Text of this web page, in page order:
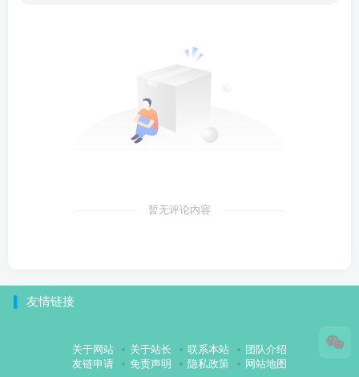
暂无评论内容
友情链接
关于网站 关于站长 联系本站
团队介绍
友链申请
免责声明 隐私政策 网站地图